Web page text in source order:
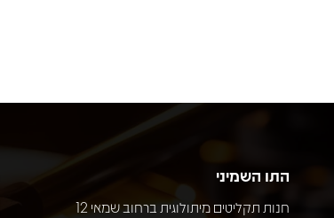
התו השמיני
חנות תקליטים מיתולוגית ברחוב שמאי 12